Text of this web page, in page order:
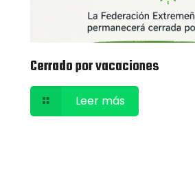
Cerrado por vacaciones
Leer más